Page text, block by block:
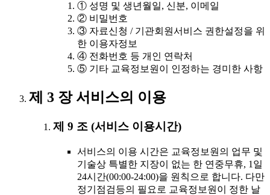
① 성명 및 생년월일, 신분, 이메일
② 비밀번호
③ 자료신청 / 기관회원서비스 권한설정을 위
한 이용자정보
④ 전화번호 등 개인 연락처
⑤ 기타 교육정보원이 인정하는 경미한 사항
제 3 장 서비스의 이용
제 9 조 (서비스 이용시간)
서비스의 이용 시간은 교육정보원의 업무 및
기술상 특별한 지장이 없는 한 연중무휴, 1일
24시간(00:00-24:00)을 원칙으로 합니다. 다만
정기점검등의 필요로 교육정보원이 정한 날